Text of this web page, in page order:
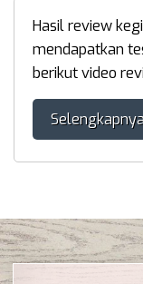
Hasil review
mendapatkan
berikut video